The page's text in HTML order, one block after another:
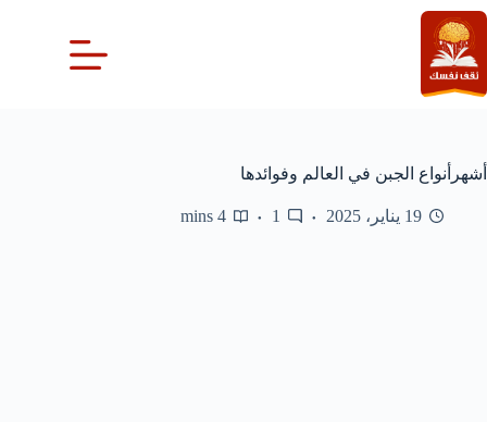
التجاوز
إلى
المحتوى
أشهرأنواع الجبن في العالم وفوائدها
19 يناير، 2025 1
4 mins